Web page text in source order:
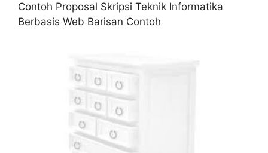
Contoh Proposal Skripsi Teknik Informatika
Berbasis Web Barisan Contoh